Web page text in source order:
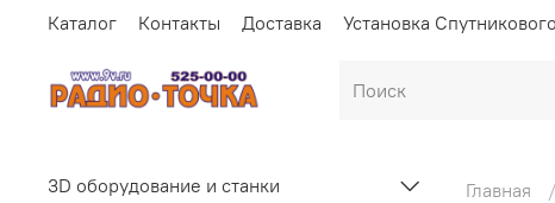
Каталог Контакты Доставка Установка
Главная
3D оборудование и станки